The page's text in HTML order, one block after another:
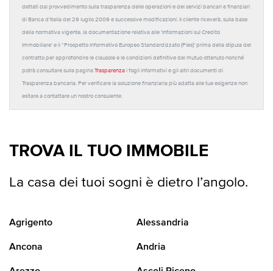
dettati dal provvedimento sulla trasparenza delle operazioni e dei servizi bancari e finanziari
di Banca d'Italia del 29 luglio 2009 e successive modificazioni. Il cliente riceverà, sulla base
della normativa vigente, la documentazione relativa alle 'Informazioni sul Credito
Immobiliare' e il “Prospetto Informativo Europeo Standardizzato (Pies)' prima della stipula del
contratto per approfondire le clausole e le condizioni definitive del mutuo ottenuto nonché
potrà consultare sulla pagina Trasparenza i fogli informativi e gli altri documenti di
Trasparenza bancaria. Per verificare la soluzione finanziaria più adatta alle tue esigenze non
esitare a contattare un nostro consulente.
TROVA IL TUO IMMOBILE
La casa dei tuoi sogni è dietro l’angolo.
Agrigento Alessandria
Ancona Andria